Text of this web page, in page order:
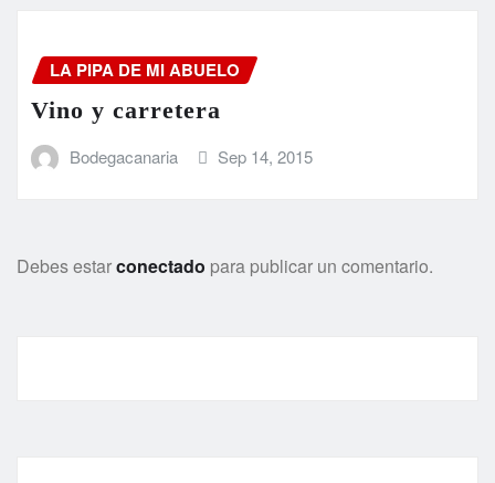
LA PIPA DE MI ABUELO
Vino y carretera
Bodegacanaria Sep 14, 2015
Debes estarconectado para publicar un comentario.